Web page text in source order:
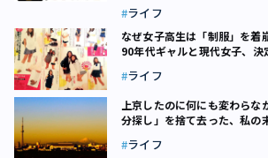
ライフ
なぜ女子高生は「制服」を着
90年代ギャルと現代女子、決
ライフ
上京したのに何にも変わらな
分探し」を捨て去った、私の
ライフ